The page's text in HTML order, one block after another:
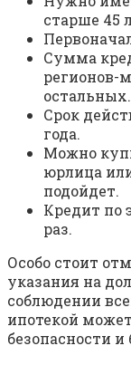
старше 45
Сумма
регионов-
остальных.
Срок
года.
Можно
юрлица
подойдет.
Кредит по
раз.
Особо стоит
указания на
соблюдении
ипотекой
безопасности